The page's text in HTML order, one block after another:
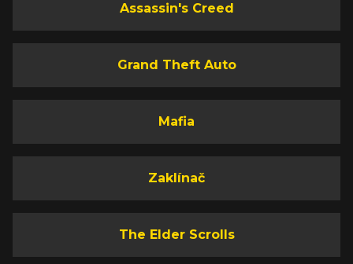
Assassin's Creed
Grand Theft Auto
Mafia
Zaklínač
The Elder Scrolls